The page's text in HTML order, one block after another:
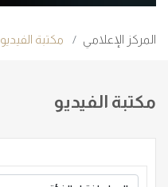
المركز الإعلامي مكتبة الفيديو
مكتبة الفيديو